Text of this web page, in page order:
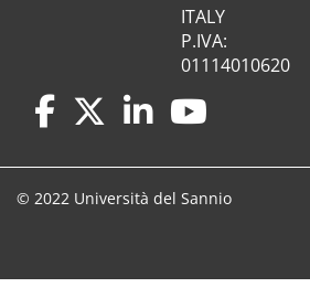
ITALY
P.IVA:
01114010620
© 2022 Università del Sannio